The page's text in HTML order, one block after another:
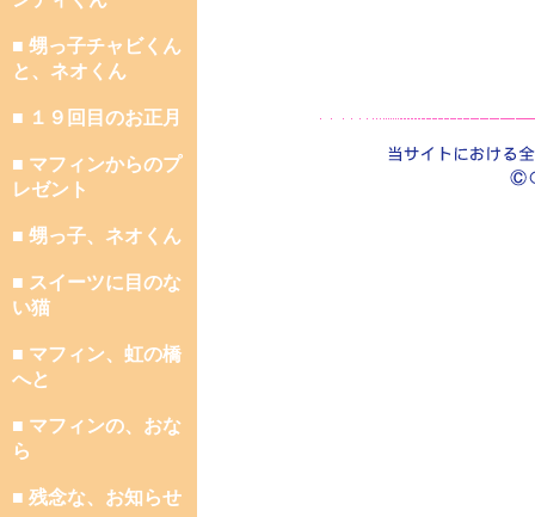
■ 甥っ子チャビくん
と、ネオくん
■ １９回目のお正月
■ マフィンからのプ
レゼント
■ 甥っ子、ネオくん
■ スイーツに目のな
い猫
■ マフィン、虹の橋
へと
■ マフィンの、おな
ら
■ 残念な、お知らせ